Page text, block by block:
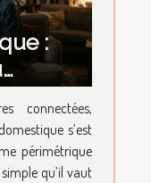
:
?
connectées,
s’est
périmétrique
qu’il vaut